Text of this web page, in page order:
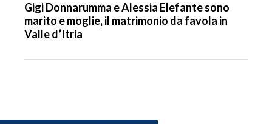
Gigi Donnarumma e Alessia Elefante sono
marito e moglie, il matrimonio da favola in
Valle d’Itria